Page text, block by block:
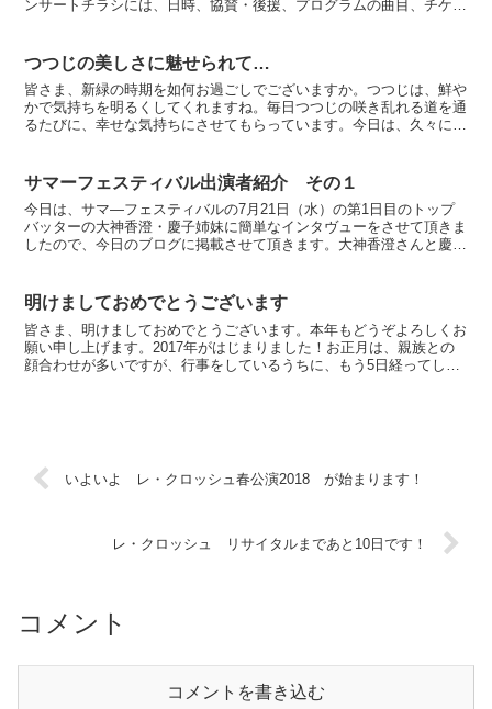
ンサートチラシには、日時、協賛・後援、プログラムの曲目、チケッ
つつじの美しさに魅せられて…
皆さま、新緑の時期を如何お過ごしでございますか。つつじは、鮮や
かで気持ちを明るくしてくれますね。毎日つつじの咲き乱れる道を通
るたびに、幸せな気持ちにさせてもらっています。今日は、久々に娘
サマーフェスティバル出演者紹介 その１
今日は、サマ―フェスティバルの7月21日（水）の第1日目のトップ
バッターの大神香澄・慶子姉妹に簡単なインタヴューをさせて頂きま
したので、今日のブログに掲載させて頂きます。大神香澄さんと慶子
明けましておめでとうございます
皆さま、明けましておめでとうございます。本年もどうぞよろしくお
願い申し上げます。2017年がはじまりました！お正月は、親族との
顔合わせが多いですが、行事をしているうちに、もう5日経ってしま
いよいよ レ・クロッシュ春公演2018 が始まります！
レ・クロッシュ リサイタルまであと10日です！
コメント
コメントを書き込む